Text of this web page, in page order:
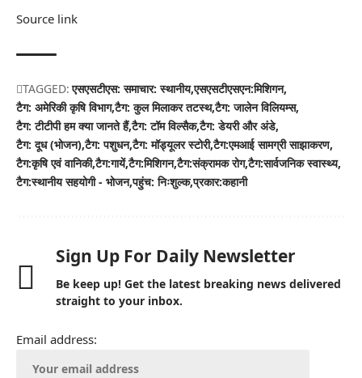
Source link
TAGGED: एसएसटीएस: समाचार: स्थानीय एसएसटीएसएन:मिशिगन
टैग: अमेरिकी कृषि विभाग टैग: कुल मिलाकर तटस्थ टैग: जालेन विलियम्स
टैग: टीटीपी हम क्या जानते हैं टैग: टॉम विल्सैक टैग: डेयरी और अंडे
टैग: दूध (भोजन) टैग: पशुधन टैग: मॉड्यूलर स्टोरी टैग:एमआई सामग्री साझाकरण
टैग:कृषि एवं वानिकी टैग:गायें टैग:मिशिगन टैग:संक्रामक रोग टैग:सार्वजनिक स्वास्थ्य
टैग:स्थानीय सहयोगी - भोजन पहुंच: निःशुल्क प्रकार:कहानी
Sign Up For Daily Newsletter
Be keep up! Get the latest breaking news delivered
straight to your inbox.
Email address: